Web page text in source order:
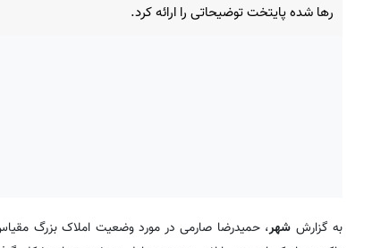
رها شده پایتخت توضیحاتی را ارائه کرد.
به گزارش شهر، حمیدرضا صارمی در مورد وضعیت املاک بزرگ